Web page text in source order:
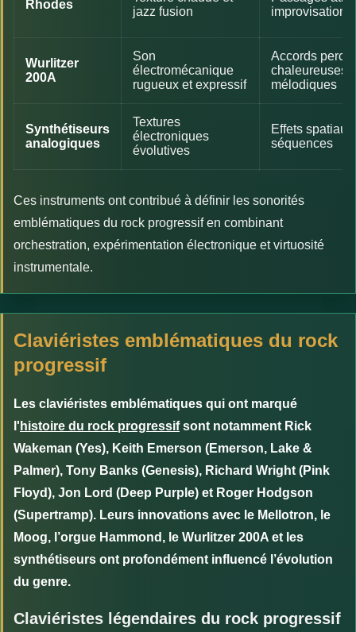
Rhodes
jazz fusion
improvisations
Wurlitzer
200A
Son
électromécanique
rugueux et expressif
Accords
chaleureuses
mélodiques
Synthétiseurs
analogiques
Textures
électroniques
évolutives
Effets
séquences
Ces instruments ont contribué à définir les sonorités
emblématiques du rock progressif en combinant
orchestration, expérimentation électronique et virtuosité
instrumentale.
Claviéristes emblématiques du rock
progressif
Les claviéristes emblématiques qui ont marqué
l' histoire du rock progressifsont notamment Rick
Wakeman (Yes), Keith Emerson (Emerson, Lake &
Palmer), Tony Banks (Genesis), Richard Wright (Pink
Floyd), Jon Lord (Deep Purple) et Roger Hodgson
(Supertramp). Leurs innovations avec le Mellotron, le
Moog, l’orgue Hammond, le Wurlitzer 200A et les
synthétiseurs ont profondément influencé l’évolution
du genre.
Claviéristes légendaires du rock progressif